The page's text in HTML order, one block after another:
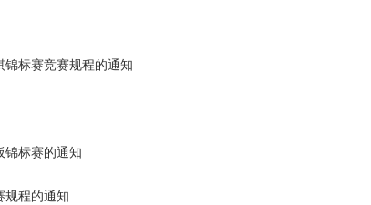
标赛竞赛规程的通知
锦标赛的通知
规程的通知